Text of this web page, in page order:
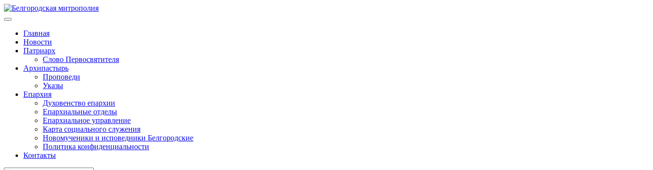
Главная
Новости
Патриарх
Слово Первосвятителя
Архипастырь
Проповеди
Указы
Епархия
Духовенство епархии
Епархиальные отделы
Епархиальное управление
Карта социального служения
Новомученики и исповедники Белгородские
Политика конфиденциальности
Контакты